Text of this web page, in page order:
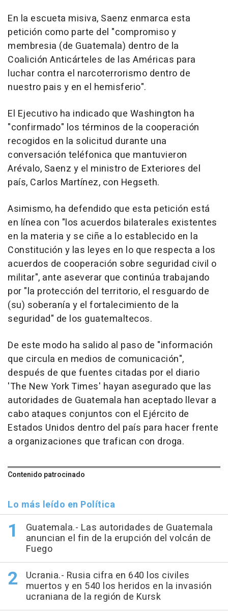
En la escueta misiva, Saenz enmarca esta
petición como parte del "compromiso y
membresia (de Guatemala) dentro de la
Coalición Anticárteles de las Américas para
luchar contra el narcoterrorismo dentro de
nuestro pais y en el hemisferio".
El Ejecutivo ha indicado que Washington ha
"confirmado" los términos de la cooperación
recogidos en la solicitud durante una
conversación teléfonica que mantuvieron
Arévalo, Saenz y el ministro de Exteriores del
país, Carlos Martínez, con Hegseth.
Asimismo, ha defendido que esta petición está
en línea con "los acuerdos bilaterales existentes
en la materia y se ciñe a lo establecido en la
Constitución y las leyes en lo que respecta a los
acuerdos de cooperación sobre seguridad civil o
militar", ante aseverar que continúa trabajando
por "la protección del territorio, el resguardo de
(su) soberanía y el fortalecimiento de la
seguridad" de los guatemaltecos.
De este modo ha salido al paso de "información
que circula en medios de comunicación",
después de que fuentes citadas por el diario
'The New York Times' hayan asegurado que las
autoridades de Guatemala han aceptado llevar a
cabo ataques conjuntos con el Ejército de
Estados Unidos dentro del país para hacer frente
a organizaciones que trafican con droga.
Contenido patrocinado
Lo más leído en Política
Guatemala.- Las autoridades de Guatemala
anuncian el fin de la erupción del volcán de
Fuego
Ucrania.- Rusia cifra en 640 los civiles
muertos y en 540 los heridos en la invasión
ucraniana de la región de Kursk